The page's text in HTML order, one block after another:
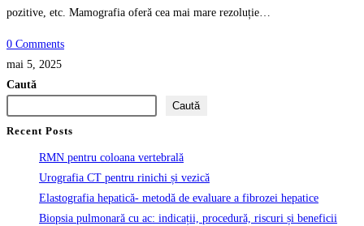
pozitive, etc. Mamografia oferă cea mai mare rezoluție…
0 Comments
mai 5, 2025
Caută
Caută
Recent Posts
RMN pentru coloana vertebrală
Urografia CT pentru rinichi și vezică
Elastografia hepatică- metodă de evaluare a fibrozei hepatice
Biopsia pulmonară cu ac: indicații, procedură, riscuri și beneficii